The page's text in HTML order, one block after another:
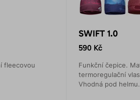
fleecovou
SWIFT 1.0
590 Kč
Funkční čepice.
termoregulační
Vhodná pod helmu.